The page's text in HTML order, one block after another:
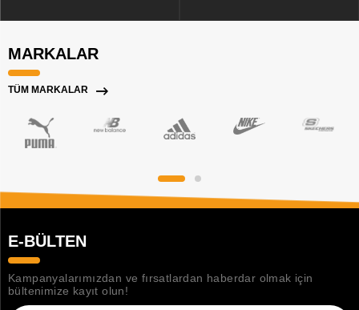
MARKALAR
TÜM MARKALAR
E-BÜLTEN
Kampanyalarımızdan ve fırsatlardan haberdar olmak için
bültenimize kayıt olun!